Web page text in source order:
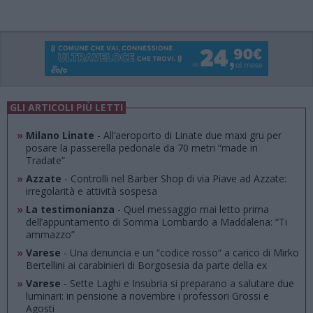
GLI ARTICOLI PIÙ LETTI
» Milano Linate - All’aeroporto di Linate due maxi gru per
posare la passerella pedonale da 70 metri “made in
Tradate”
» Azzate - Controlli nel Barber Shop di via Piave ad Azzate:
irregolarità e attività sospesa
» La testimonianza - Quel messaggio mai letto prima
dell’appuntamento di Somma Lombardo a Maddalena: “Ti
ammazzo”
» Varese - Una denuncia e un “codice rosso“ a carico di Mirko
Bertellini ai carabinieri di Borgosesia da parte della ex
» Varese - Sette Laghi e Insubria si preparano a salutare due
luminari: in pensione a novembre i professori Grossi e
Agosti